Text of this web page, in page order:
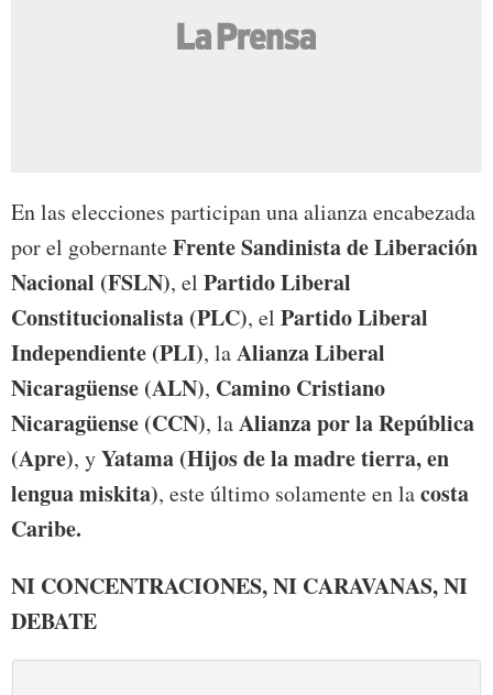
En las elecciones participan una alianza encabezada
por el gobernanteFrente Sandinista de Liberación
Nacional (FSLN), el Partido Liberal
Constitucionalista (PLC), el Partido Liberal
Independiente (PLI), laAlianza Liberal
Nicaragüense (ALN), Camino Cristiano
Nicaragüense (CCN), laAlianza por la República
(Apre), yYatama (Hijos de la madre tierra, en
lengua miskita), este último solamente en lacosta
Caribe.
NI CONCENTRACIONES, NI CARAVANAS, NI
DEBATE